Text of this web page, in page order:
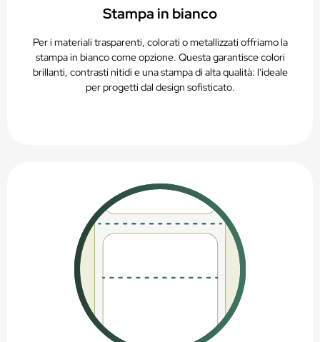
Stampa in bianco
Per i materiali trasparenti, colorati o metallizzati offriamo la
stampa in bianco come opzione. Questa garantisce colori
brillanti, contrasti nitidi e una stampa di alta qualità: l'ideale
per progetti dal design sofisticato.